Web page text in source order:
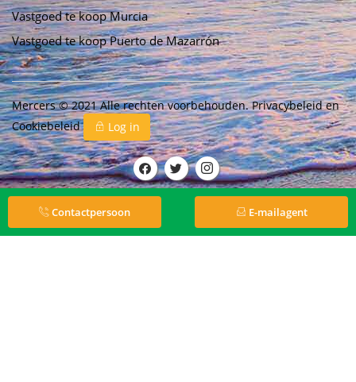
Vastgoed te koop Murcia
Vastgoed te koop Puerto de Mazarrón
Mercers © 2021 Alle rechten voorbehouden.Privacybeleiden
Cookiebeleid
Log in
Contactpersoon E-mailagent